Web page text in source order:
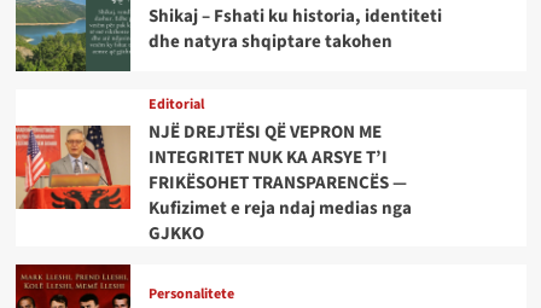
Shikaj – Fshati ku historia, identiteti
dhe natyra shqiptare takohen
Editorial
NJË DREJTËSI QË VEPRON ME
INTEGRITET NUK KA ARSYE T’I
FRIKËSOHET TRANSPARENCËS —
Kufizimet e reja ndaj medias nga
GJKKO
Personalitete